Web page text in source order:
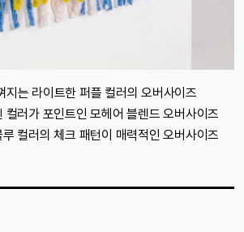
지는 라이트한 퍼플 컬러의 오버사이즈
컬러가 포인트인 모헤어 블렌드 오버사이즈
루 컬러의 체크 패턴이 매력적인 오버사이즈